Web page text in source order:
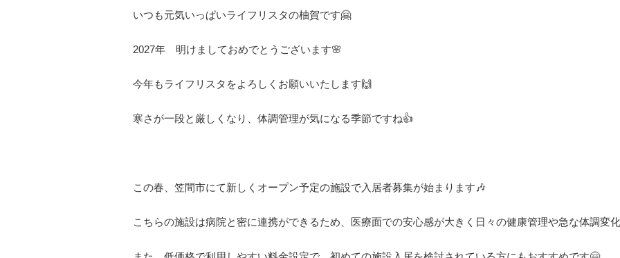
いつも元気いっぱいライフリスタの柚賀です🤗
2027年 明けましておめでとうございます🌸
今年もライフリスタをよろしくお願いいたします🙌
寒さが一段と厳しくなり、体調管理が気になる季節ですね👍
この春、笠間市にて新しくオープン予定の施設で入居者募集が始まります🎶
こちらの施設は病院と密に連携ができるため、医療面での安心感が大きく日々の健康管理や急な体調変